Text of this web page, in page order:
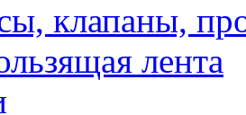
клапаны,
лента